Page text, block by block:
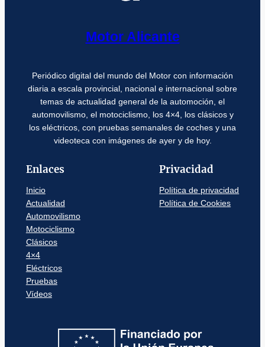
Motor Alicante
Periódico digital del mundo del Motor con información
diaria a escala provincial, nacional e internacional sobre
temas de actualidad general de la automoción, el
automovilismo, el motociclismo, los 4×4, los clásicos y
los eléctricos, con pruebas semanales de coches y una
videoteca con imágenes de ayer y de hoy.
Enlaces
Inicio
Actualidad
Automovilismo
Motociclismo
Clásicos
4×4
Eléctricos
Pruebas
Vídeos
Privacidad
Política de privacidad
Política de Cookies